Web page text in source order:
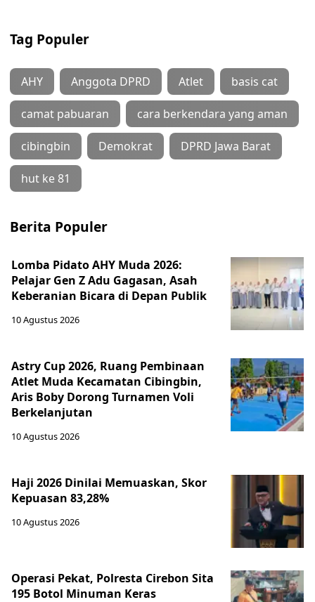
Tag Populer
AHY Anggota DPRD Atlet basis cat
camat pabuaran cara berkendara yang aman
cibingbin Demokrat DPRD Jawa Barat
hut ke 81
Berita Populer
Lomba Pidato AHY Muda 2026:
Pelajar Gen Z Adu Gagasan, Asah
Keberanian Bicara di Depan Publik
10 Agustus 2026
Astry Cup 2026, Ruang Pembinaan
Atlet Muda Kecamatan Cibingbin,
Aris Boby Dorong Turnamen Voli
Berkelanjutan
10 Agustus 2026
Haji 2026 Dinilai Memuaskan, Skor
Kepuasan 83,28%
10 Agustus 2026
Operasi Pekat, Polresta Cirebon Sita
195 Botol Minuman Keras